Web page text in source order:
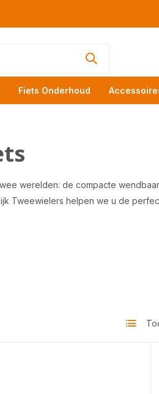
Fiets Onderhoud
werelden: de compacte
Tweewielers helpen we u de